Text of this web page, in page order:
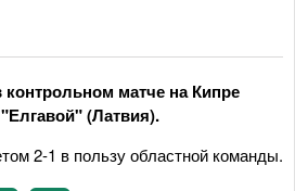
матче на Кипре
(Латвия).
2-1 в пользу областной команды.